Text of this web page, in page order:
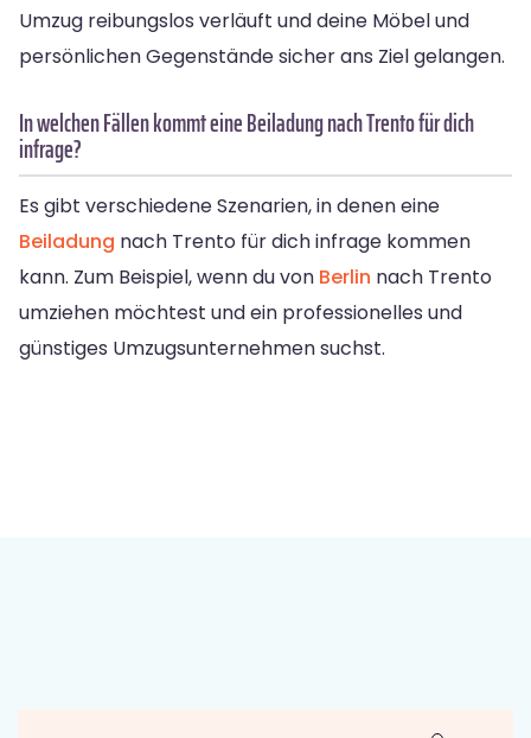
Umzug reibungslos verläuft und deine Möbel und
persönlichen Gegenstände sicher ans Ziel gelangen.
In welchen Fällen kommt eine Beiladung nach Trento für dich
infrage?
Es gibt verschiedene Szenarien, in denen eine
Beiladung nach Trento für dich infrage kommen
kann. Zum Beispiel, wenn du von Berlin nach Trento
umziehen möchtest und ein professionelles und
günstiges Umzugsunternehmen suchst.